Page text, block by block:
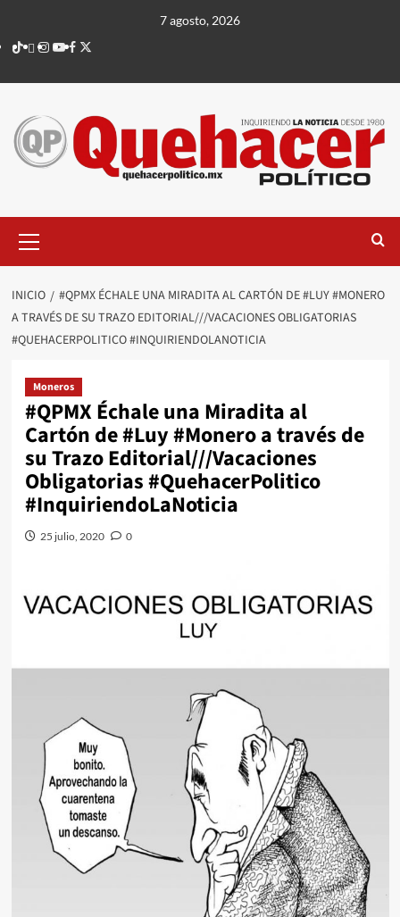
contenido
7 agosto, 2026
TikTok
threads
Instagram
Youtube
Facebook
X
principal
INICIO
#QPMX ÉCHALE UNA MIRADITA AL CARTÓN DE #LUY #MONERO
A TRAVÉS DE SU TRAZO EDITORIAL///VACACIONES OBLIGATORIAS
#QUEHACERPOLITICO #INQUIRIENDOLANOTICIA
Moneros
#QPMX Échale una Miradita al
Cartón de #Luy #Monero a través de
su Trazo Editorial///Vacaciones
Obligatorias #QuehacerPolitico
#InquiriendoLaNoticia
25 julio, 2020 0